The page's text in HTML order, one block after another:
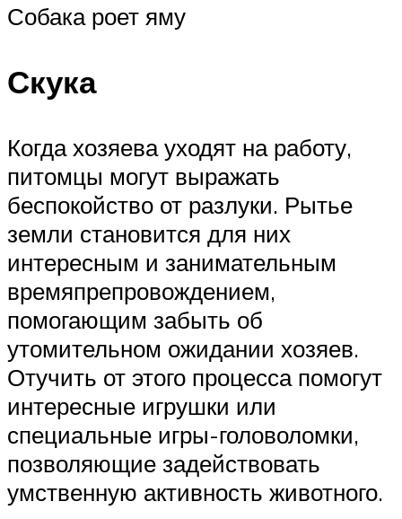
Собака роет яму
Скука
Когда хозяева уходят на работу,
питомцы могут выражать
беспокойство от разлуки. Рытье
земли становится для них
интересным и занимательным
времяпрепровождением,
помогающим забыть об
утомительном ожидании хозяев.
Отучить от этого процесса помогут
интересные игрушки или
специальные игры-головоломки,
позволяющие задействовать
умственную активность животного.